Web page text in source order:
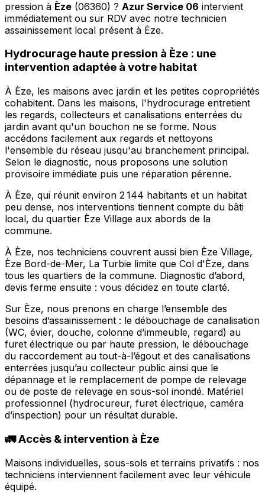
pression à Èze (06360) ? Azur Service 06 intervient
immédiatement ou sur RDV avec notre technicien
assainissement local présent à Èze.
Hydrocurage haute pression à Èze : une
intervention adaptée à votre habitat
À Èze, les maisons avec jardin et les petites copropriétés
cohabitent. Dans les maisons, l'hydrocurage entretient
les regards, collecteurs et canalisations enterrées du
jardin avant qu'un bouchon ne se forme. Nous
accédons facilement aux regards et nettoyons
l'ensemble du réseau jusqu'au branchement principal.
Selon le diagnostic, nous proposons une solution
provisoire immédiate puis une réparation pérenne.
À Èze, qui réunit environ 2 144 habitants et un habitat
peu dense, nos interventions tiennent compte du bâti
local, du quartier Èze Village aux abords de la
commune.
À Èze, nos techniciens couvrent aussi bien Èze Village,
Èze Bord-de-Mer, La Turbie limite que Col d'Èze, dans
tous les quartiers de la commune. Diagnostic d’abord,
devis ferme ensuite : vous décidez en toute clarté.
Sur Èze, nous prenons en charge l’ensemble des
besoins d’assainissement : le débouchage de canalisation
(WC, évier, douche, colonne d’immeuble, regard) au
furet électrique ou par haute pression, le débouchage
du raccordement au tout-à-l’égout et des canalisations
enterrées jusqu’au collecteur public ainsi que le
dépannage et le remplacement de pompe de relevage
ou de poste de relevage en sous-sol inondé. Matériel
professionnel (hydrocureur, furet électrique, caméra
d’inspection) pour un résultat durable.
🚛 Accès & intervention à Èze
Maisons individuelles, sous-sols et terrains privatifs : nos
techniciens interviennent facilement avec leur véhicule
équipé.